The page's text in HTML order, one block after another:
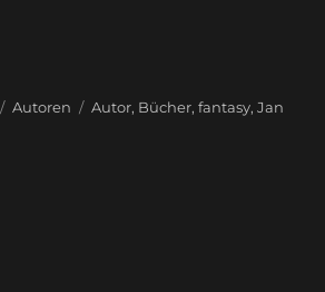
Kategorien
Autoren Schlagwörter
Autor, Bücher,fantasy,Jan